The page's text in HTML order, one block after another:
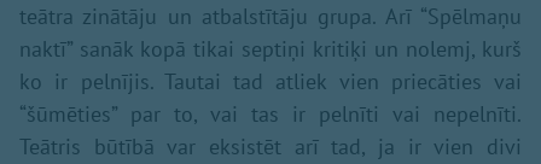
teātra zinātāju un atbalstītāju grupa. Arī “Spēlmaņu
naktī” sanāk kopā tikai septiņi kritiķi un nolemj, kurš
ko ir pelnījis. Tautai tad atliek vien priecāties vai
“šūmēties” par to, vai tas ir pelnīti vai nepelnīti.
Teātris būtībā var eksistēt arī tad, ja ir vien divi